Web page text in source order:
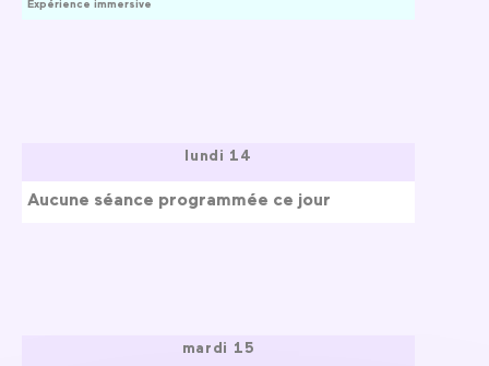
Expérience immersive
lundi 14
Aucune séance programmée ce jour
mardi 15